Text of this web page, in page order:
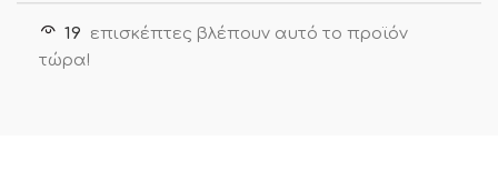
19 επισκέπτες βλέπουν αυτό το προϊόν
τώρα!